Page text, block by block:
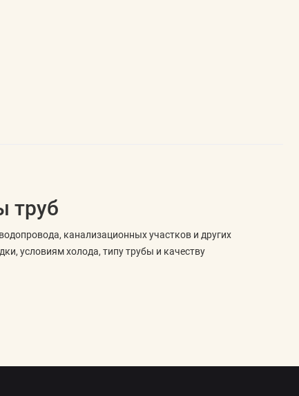
труб
канализационных участков и других
условиям холода, типу трубы и качеству
комплектности и требований производителя.
зоне, участок канализации или локальный элемент
вилку, муфты и другие готовые элементы.